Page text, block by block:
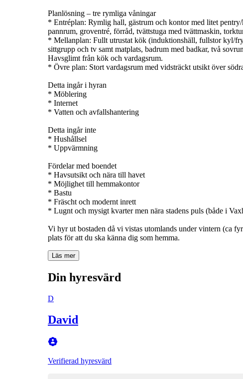
Planlösning – tre rymliga våningar
* Entréplan: Rymlig hall, gästrum och kontor med litet
pannrum, groventré, förråd, tvättstuga med tvättmaskin,
* Mellanplan: Fullt utrustat kök (induktionshäll, fullstor kyl/
sittgrupp och tv samt matplats, badrum med badkar, två
Havsglimt från kök och vardagsrum.
* Övre plan: Stort vardagsrum med vidsträckt utsikt över
Detta ingår i hyran
* Möblering
* Internet
* Vatten och avfallshantering
Detta ingår inte
* Hushållsel
* Uppvärmning
Fördelar med boendet
* Havsutsikt och nära till havet
* Möjlighet till hemmakontor
* Bastu
* Fräscht och modernt inrett
* Lugnt och mysigt kvarter men nära stadens puls (både i
Vi hyr ut bostaden då vi vistas utomlands under vintern (ca
plats för att du ska känna dig som hemma.
Läs mer
Din hyresvärd
D
David
Verifierad hyresvärd